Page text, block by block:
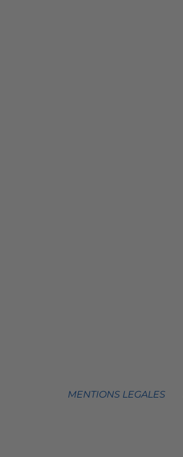
MENTIONS LEGALES